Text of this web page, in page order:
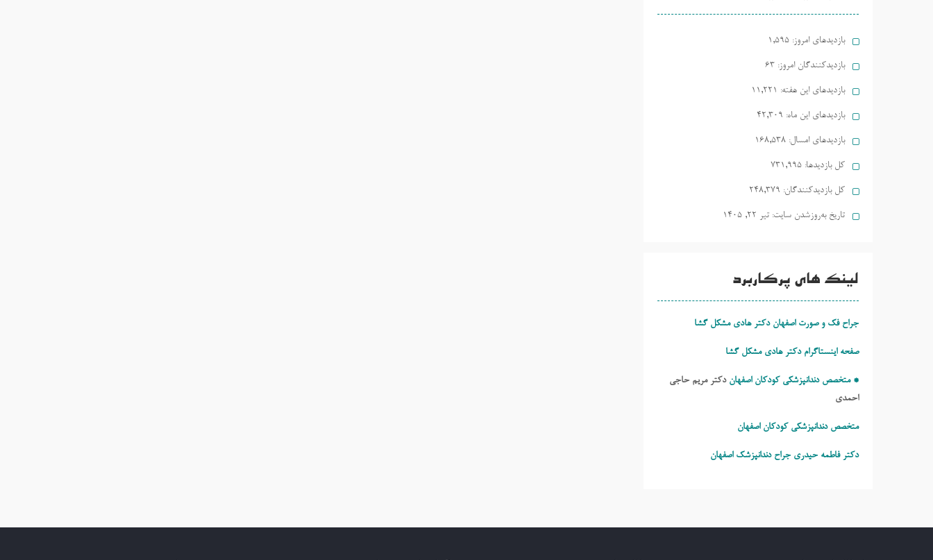
بازدیدهای امروز: 1,595
بازدیدکنندگان امروز: 63
بازدیدهای این هفته: 11,221
بازدیدهای این ماه: 42,309
بازدیدهای امسال: 168,538
کل بازدیدها: 731,995
کل بازدیدکنند‌گان: 248,379
تاریخ به‌روزشدن سایت: تیر ۲۲, ۱۴۰۵
لینک های پرکاربرد
جراح فک و صورت اصفهان دکتر هادی مشکل گشا
صفحه اینستاگرام دکتر هادی مشکل گشا
* متخصص دندانپزشکی کودکان اصفهان دکتر مریم حاجی
احمدی
متخصص دندانپزشکی کودکان اصفهان
دکتر فاطمه حیدری جراح دندانپزشک اصفهان